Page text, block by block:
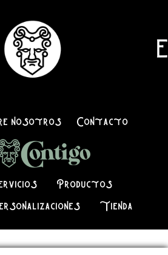
nosotros Contacto
Productos
Tienda